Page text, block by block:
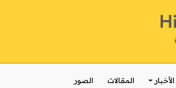
الأخبار المقالات الصور